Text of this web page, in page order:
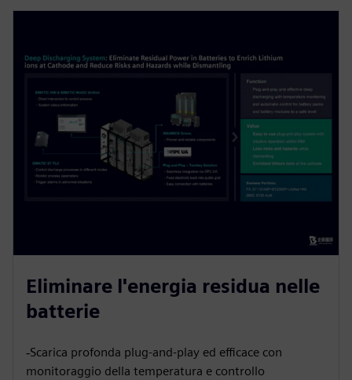
Eliminare l'energia residua nelle
batterie
‐Scarica profonda plug-and-play ed efficace con
monitoraggio della temperatura e controllo